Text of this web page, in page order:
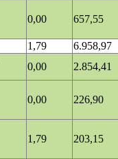
0,00 657,55
1,79
6.958,97
0,00
2.854,41
0,00 226,90
1,79 203,15